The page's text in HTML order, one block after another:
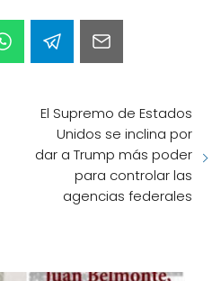
El Supremo de Estados
Unidos se inclina por
dar a Trump más poder
para controlar las
agencias federales